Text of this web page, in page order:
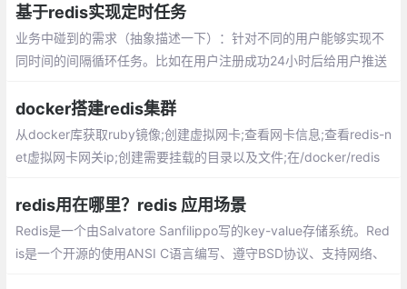
所遇到的一些常见问题进行简单总结
基于redis实现定时任务
业务中碰到的需求（抽象描述一下）：针对不同的用户能够实现不
同时间的间隔循环任务。比如在用户注册成功24小时后给用户推送
给每一个用户在服务器上生成一个定时任务。
docker搭建redis集群
从docker库获取ruby镜像;创建虚拟网卡;查看网卡信息;查看redis-n
et虚拟网卡网关ip;创建需要挂载的目录以及文件;在/docker/redis
redis用在哪里？redis 应用场景
Redis是一个由Salvatore Sanfilippo写的key-value存储系统。Red
is是一个开源的使用ANSI C语言编写、遵守BSD协议、支持网络、